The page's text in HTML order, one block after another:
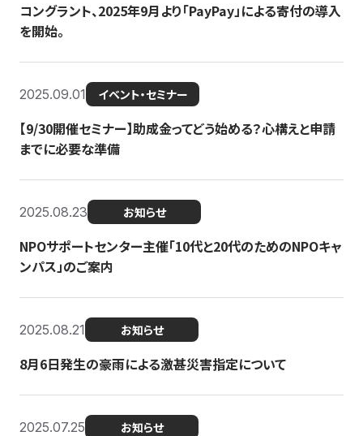
コングラント、2025年9月より「PayPay」による寄付の導入
を開始。
2025.09.01 イベント・セミナー
【9/30開催セミナー】助成金ってどう始める？心構えと申請
までに必要な準備
2025.08.23 お知らせ
NPOサポートセンター主催「10代と20代のためのNPOキャ
ンパス」のご案内
2025.08.21 お知らせ
8月6日発生の豪雨による激甚災害指定について
2025.07.25 お知らせ